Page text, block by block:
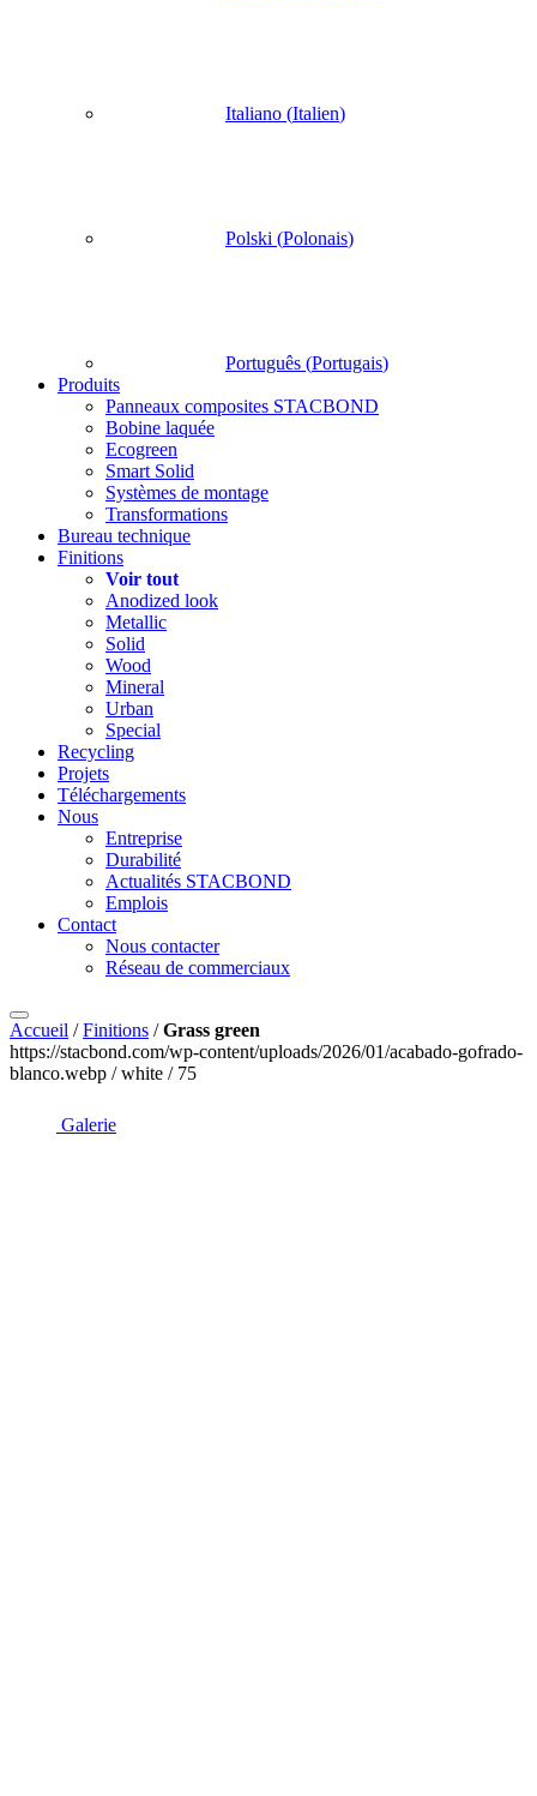
Italiano (Italien)
Polski (Polonais)
Português (Portugais)
Produits
Panneaux composites STACBOND
Bobine laquée
Ecogreen
Smart Solid
Systèmes de montage
Transformations
Bureau technique
Finitions
Voir tout
Anodized look
Metallic
Solid
Wood
Mineral
Urban
Special
Recycling
Projets
Téléchargements
Nous
Entreprise
Durabilité
Actualités STACBOND
Emplois
Contact
Nous contacter
Réseau de commerciaux
Accueil /Finitions /Grass green
https://stacbond.com/wp-content/uploads/2026/01/acabado-gofrado-
blanco.webp / white / 75
Galerie